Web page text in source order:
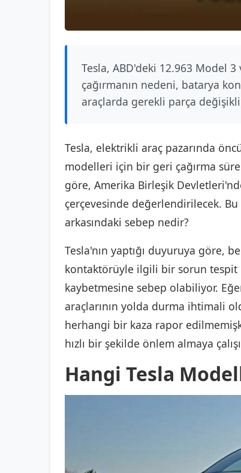
Tesla, ABD'deki 12.963 Model 3
çağırmanın nedeni, batarya
araçlarda gerekli parça
Tesla, elektrikli araç pazarında
modelleri için bir geri çağırma
göre, Amerika Birleşik
çerçevesinde değerlendirilecek. Bu
arkasındaki sebep nedir?
Tesla'nın yaptığı duyuruya göre,
kontaktörüyle ilgili bir sorun
kaybetmesine sebep olabiliyor.
araçlarının yolda durma ihtimali
herhangi bir kaza rapor
hızlı bir şekilde önlem almaya
Hangi Tesla